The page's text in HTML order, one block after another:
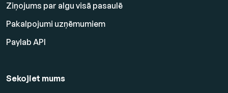
Ziņojums par algu visā pasaulē
Pakalpojumi uzņēmumiem
Paylab API
Sekojiet mums